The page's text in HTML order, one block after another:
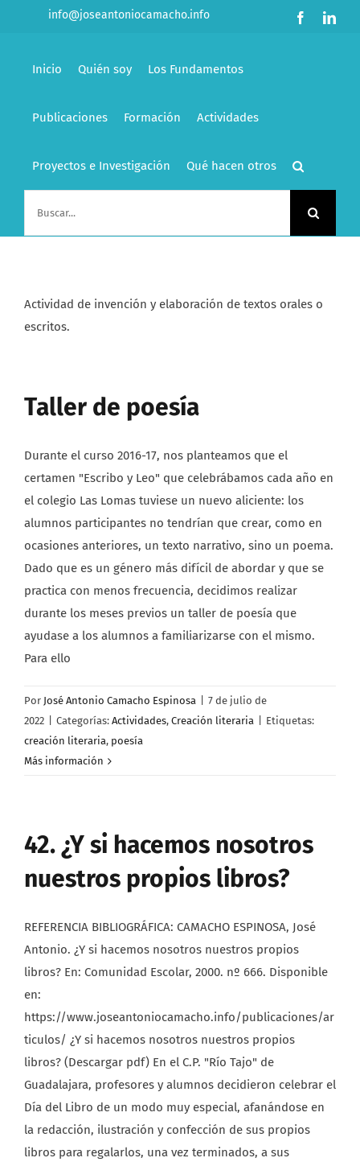
info@joseantoniocamacho.info Facebook
Inicio Quién soy Los Fundamentos
Publicaciones Formación Actividades
Proyectos e Investigación Qué hacen otros
Actividad de invención y elaboración de textos orales o
escritos.
Taller de poesía
Durante el curso 2016-17, nos planteamos que el
certamen "Escribo y Leo" que celebrábamos cada año en
el colegio Las Lomas tuviese un nuevo aliciente: los
alumnos participantes no tendrían que crear, como en
ocasiones anteriores, un texto narrativo, sino un poema.
Dado que es un género más difícil de abordar y que se
practica con menos frecuencia, decidimos realizar
durante los meses previos un taller de poesía que
ayudase a los alumnos a familiarizarse con el mismo.
Para ello
Por José Antonio Camacho Espinosa
7 de julio de
2022
Categorías: Actividades, Creación literaria
Etiquetas:
creación literaria, poesía
Más información
42. ¿Y si hacemos nosotros
nuestros propios libros?
REFERENCIA BIBLIOGRÁFICA: CAMACHO ESPINOSA, José
Antonio. ¿Y si hacemos nosotros nuestros propios
libros? En: Comunidad Escolar, 2000. nº 666. Disponible
en:
https://www.joseantoniocamacho.info/publicaciones/ar
ticulos/ ¿Y si hacemos nosotros nuestros propios
libros? (Descargar pdf) En el C.P. "Río Tajo" de
Guadalajara, profesores y alumnos decidieron celebrar el
Día del Libro de un modo muy especial, afanándose en
la redacción, ilustración y confección de sus propios
libros para regalarlos, una vez terminados, a sus